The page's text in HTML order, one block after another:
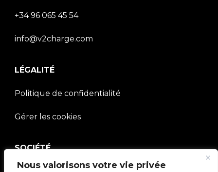
Nous valorisons votre vie privée
+34 96 065 45 54
info@v2charge.com
LÉGALITÉ
Politique de confidentialité
Gérer les cookies
SOCIÉTÉ